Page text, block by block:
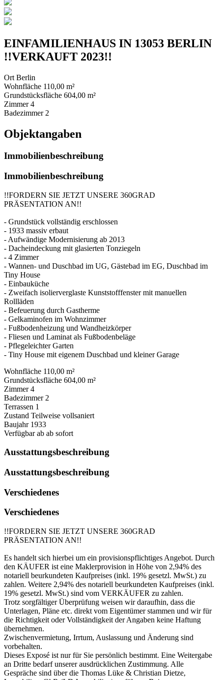
EINFAMILIENHAUS IN 13053 BERLIN
!!VERKAUFT 2023!!
Ort Berlin
Wohnfläche 110,00 m²
Grundstücksfläche 604,00 m²
Zimmer 4
Badezimmer 2
Objektangaben
Immobilienbeschreibung
Immobilienbeschreibung
!!FORDERN SIE JETZT UNSERE 360GRAD
PRÄSENTATION AN!!
- Grundstück vollständig erschlossen
- 1933 massiv erbaut
- Aufwändige Modernisierung ab 2013
- Dacheindeckung mit glasierten Tonziegeln
- 4 Zimmer
- Wannen- und Duschbad im UG, Gästebad im EG, Duschbad im
Tiny House
- Einbauküche
- Zweifach isolierverglaste Kunststofffenster mit manuellen
Rollläden
- Befeuerung durch Gastherme
- Gelkaminofen im Wohnzimmer
- Fußbodenheizung und Wandheizkörper
- Fliesen und Laminat als Fußbodenbeläge
- Pflegeleichter Garten
- Tiny House mit eigenem Duschbad und kleiner Garage
Wohnfläche 110,00 m²
Grundstücksfläche 604,00 m²
Zimmer 4
Badezimmer 2
Terrassen 1
Zustand Teilweise vollsaniert
Baujahr 1933
Verfügbar ab ab sofort
Ausstattungsbeschreibung
Ausstattungsbeschreibung
Verschiedenes
Verschiedenes
!!FORDERN SIE JETZT UNSERE 360GRAD
PRÄSENTATION AN!!
Es handelt sich hierbei um ein provisionspflichtiges Angebot. Durch
den KÄUFER ist eine Maklerprovision in Höhe von 2,94% des
notariell beurkundeten Kaufpreises (inkl. 19% gesetzl. MwSt.) zu
zahlen. Weitere 2,94% des notariell beurkundeten Kaufpreises (inkl.
19% gesetzl. MwSt.) sind vom VERKÄUFER zu zahlen.
Trotz sorgfältiger Überprüfung weisen wir daraufhin, dass die
Unterlagen, Pläne etc. direkt vom Eigentümer stammen und wir für
die Richtigkeit oder Vollständigkeit der Angaben keine Haftung
übernehmen.
Zwischenvermietung, Irrtum, Auslassung und Änderung sind
vorbehalten.
Dieses Exposé ist nur für Sie persönlich bestimmt. Eine Weitergabe
an Dritte bedarf unserer ausdrücklichen Zustimmung. Alle
Gespräche sind über die Thomas Lüke & Christian Dietze,